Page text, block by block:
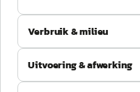
Verbruik & milieu
Uitvoering & afwerking